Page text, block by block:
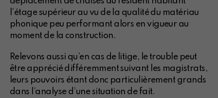
l’étage supérieur au vu de la qualité du matériau
phonique peu performant alors en vigueur au
moment de la construction.
Relevons aussi qu’en cas de litige, le trouble peut
être apprécié différemment suivant les magistrats,
leurs pouvoirs étant donc particulièrement grands
dans l’analyse d’une situation de fait.